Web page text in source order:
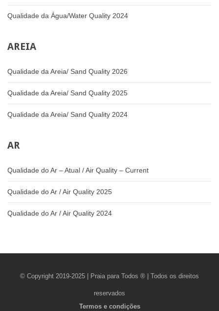
Qualidade da Água/Water Quality 2024
AREIA
Qualidade da Areia/ Sand Quality 2026
Qualidade da Areia/ Sand Quality 2025
Qualidade da Areia/ Sand Quality 2024
AR
Qualidade do Ar – Atual / Air Quality – Current
Qualidade do Ar / Air Quality 2025
Qualidade do Ar / Air Quality 2024
© Copyright 2019-2025 | Praia para Todos ® | Todos os direitos
reservados
Termos e condições